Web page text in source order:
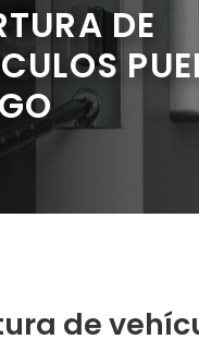
DE
de